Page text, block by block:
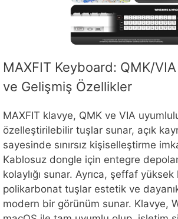
MAXFIT Keyboard: QMK/
ve Gelişmiş Özellikler
MAXFIT klavye, QMK ve VIA
özelleştirilebilir tuşlar sunar, açık
sayesinde sınırsız kişiselleştirme
Kablosuz dongle için entegre
kolaylığı sunar. Ayrıca, şeffaf
polikarbonat tuşlar estetik ve
modern bir görünüm sunar. Klavye,